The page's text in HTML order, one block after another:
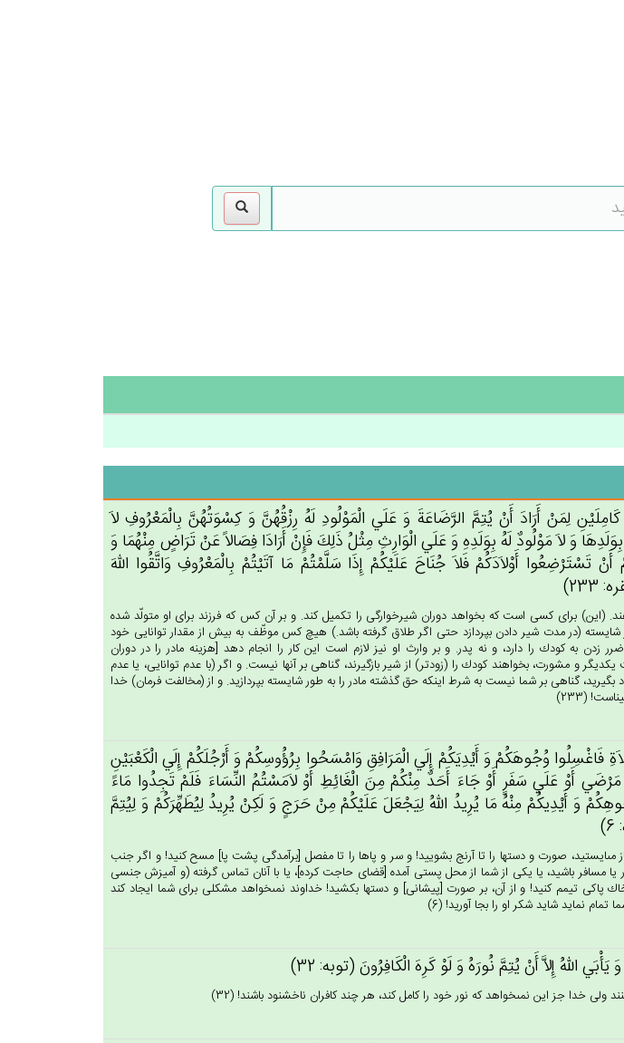
لِمَن‌ْ أَرَادَ أَنْ‌ يُتِم‌َّ الرَّضَاعَة‌َ وَ عَلَي‌ الْمَوْلُودِ لَه‌ُ رِزْقُهُن‌َّ وَ كِسْوَتُهُن‌َّ بِالْمَعْرُوف‌ِ لاَ
وَ لاَ مَوْلُودٌ لَه‌ُ بِوَلَدِه‌ِ وَ عَلَي‌ الْوَارِث‌ِ مِثْل‌ُ ذَلِك‌َ فَإِن‌ْ أَرَادَا فِصَالاً عَنْ‌ تَرَاض‌ٍ مِنْهُمَا وَ
تَسْتَرْضِعُوا أَوْلاَدَكُم‌ْ فَلاَ جُنَاح‌َ عَلَيْكُم‌ْ إِذَا سَلَّمْتُم‌ْ مَا آتَيْتُم‌ْ بِالْمَعْرُوف‌ِ وَاتَّقُوا الله‌َ
(اين) براى كسى است كه بخواهد دوران شيرخوارگى را تكميل كند. و بر آن كس كه فرزند براى او متولّد شده
شايسته (در مدت شير دادن بپردازد حتى اگر طلاق گرفته باشد.) هيچ كس موظّف به بيش از مقدار توانايى خود
به كودك را دارد، و نه پدر. و بر وارث او نيز لازم است اين كار را انجام دهد [هزينه مادر را در دوران
و مشورت، بخواهند كودك را (زودتر) از شير بازگيرند، گناهى بر آنها نيست. و اگر (با عدم توانايى، يا عدم
بگيريد، گناهى بر شما نيست به شرط اينكه حق گذشته مادر را به طور شايسته بپردازيد. و از (مخالفت فرمان) خدا
(233)
فَاغْسِلُوا وُجُوهَكُم‌ْ وَ أَيْدِيَكُم‌ْ إِلَي‌ الْمَرَافِق‌ِ وَامْسَحُوا بِرُؤُوسِكُم‌ْ وَ أَرْجُلَكُم‌ْ إِلَي‌ الْكَعْبَيْن‌ِ
مَرْضَي‌ أَوْ عَلَي‌ سَفَرٍ أَوْ جَاءَ أَحَدٌ مِنْكُمْ‌ مِن‌َ الْغَائِط‌ِ أَوْ لاَمَسْتُم‌ُ النِّسَاءَ فَلَم‌ْ تَجِدُوا مَاءً
وَ أَيْدِيكُمْ‌ مِنْه‌ُ مَا يُرِيدُ الله‌ُ لِيَجْعَل‌َ عَلَيْكُمْ‌ مِن‌ْ حَرَج‌ٍ وَ لَكِنْ‌ يُرِيدُ لِيُطَهِّرَكُم‌ْ وَ لِيُتِم‌َّ
مى‏ايستيد، صورت و دستها را تا آرنج بشوييد! و سر و پاها را تا مفصل [برآمدگى پشت پا] مسح كنيد! و اگر جنب
يا مسافر باشيد، يا يكى از شما از محل پستى آمده [قضاى حاجت كرده‏]، يا با آنان تماس گرفته (و آميزش جنسى
پاكى تيمم كنيد! و از آن، بر صورت [پيشانى‏] و دستها بكشيد! خداوند نمى‏خواهد مشكلى براى شما ايجاد كند
نمايد شايد شكر او را بجا آوريد! (6)
الله‌ُ إِلاَّ أَنْ‌ يُتِم‌َّ نُورَه‌ُ وَ لَوْ كَرِه‌َ الْكَافِرُون‌َ (توبه: 32)
ولى خدا جز اين نمى‏خواهد كه نور خود را كامل كند، هر چند كافران ناخشنود باشند! (32)